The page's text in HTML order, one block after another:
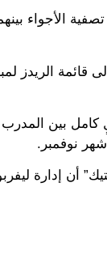
الأجواء
أن يضم صاحب الـ 33
كامل بين
شهر نوفمبر.
أن إدارة